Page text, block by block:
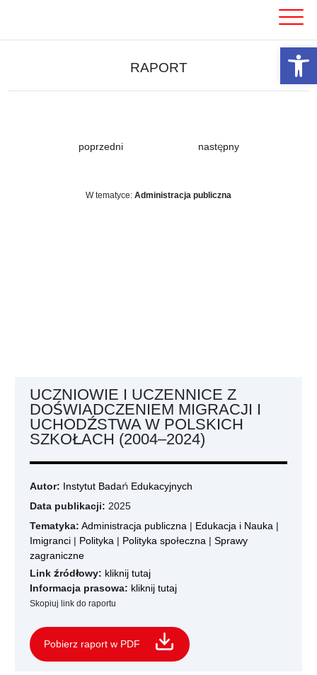
RAPORT
poprzedni następny
W tematyce: Administracja publiczna
UCZNIOWIE I UCZENNICE Z
DOŚWIADCZENIEM MIGRACJI I
UCHODŹSTWA W POLSKICH
SZKOŁACH (2004–2024)
Autor: Instytut Badań Edukacyjnych
Data publikacji: 2025
Tematyka: Administracja publiczna | Edukacja i Nauka |
Imigranci | Polityka | Polityka społeczna | Sprawy
zagraniczne
Link źródłowy: kliknij tutaj
Informacja prasowa: kliknij tutaj
Skopiuj link do raportu
Pobierz raport w PDF